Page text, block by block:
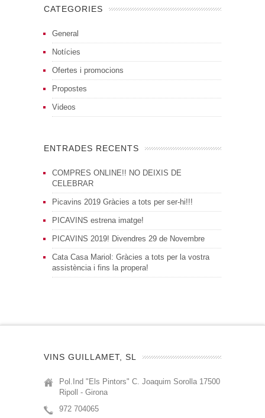
CATEGORIES
General
Notícies
Ofertes i promocions
Propostes
Videos
ENTRADES RECENTS
COMPRES ONLINE!! NO DEIXIS DE
CELEBRAR
Picavins 2019 Gràcies a tots per ser-hi!!!
PICAVINS estrena imatge!
PICAVINS 2019! Divendres 29 de Novembre
Cata Casa Mariol: Gràcies a tots per la vostra
assistència i fins la propera!
VINS GUILLAMET, SL
Pol.Ind "Els Pintors" C. Joaquim Sorolla 17500
Ripoll - Girona
972 704065